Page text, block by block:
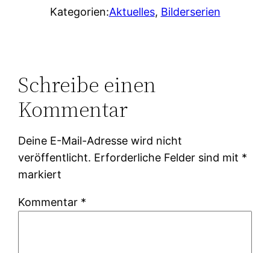
Kategorien:Aktuelles, Bilderserien
Schreibe einen
Kommentar
Deine E-Mail-Adresse wird nicht
veröffentlicht. Erforderliche Felder sind mit *
markiert
Kommentar *